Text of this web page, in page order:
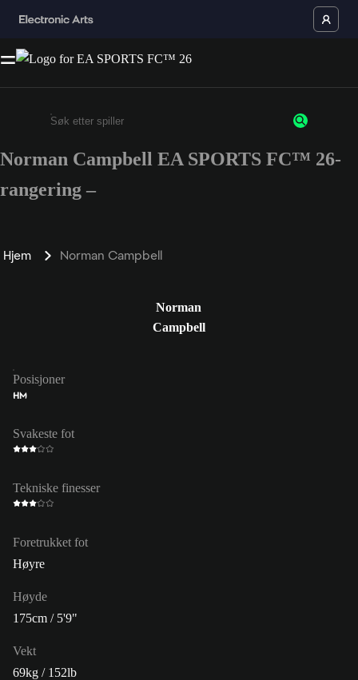
Enter a minimum of 3 characters or numbers
Norman Campbell EA SPORTS FC™ 26-
rangering –
Hjem Norman Campbell
Norman
Campbell
Posisjoner
HM
Svakeste fot
Tekniske finesser
Foretrukket fot
Høyre
Høyde
175cm / 5'9"
Vekt
69kg / 152lb